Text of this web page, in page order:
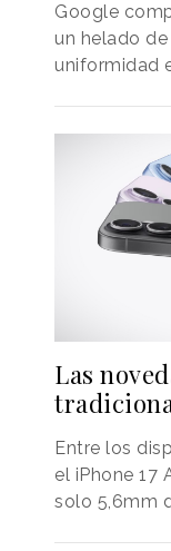
Google
un helado
uniformidad
Las
Entre los
el iPhone 17
solo 5,6mm